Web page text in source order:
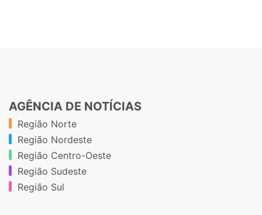
AGÊNCIA DE NOTÍCIAS
Região Norte
Região Nordeste
Região Centro-Oeste
Região Sudeste
Região Sul